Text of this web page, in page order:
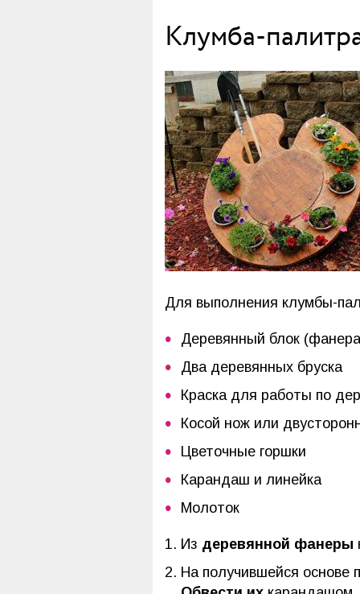
Клумба-
Для выполнения клумбы-
Деревянный блок
Два деревянных бруска
Краска для работы по
Косой нож или
Цветочные горшки
Карандаш и линейка
Молоток
Из деревянной фанеры
На получившейся основе